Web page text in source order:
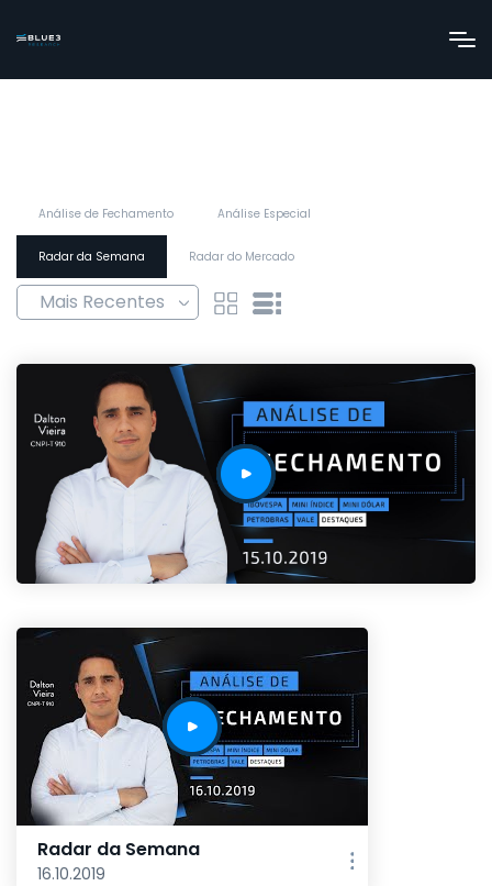
Análise de Fechamento Análise Especial
Radar da Semana Radar do Mercado
Radar da Semana
16.10.2019